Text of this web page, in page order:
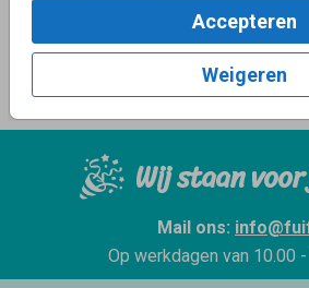
Accepteren
Weigeren
Wij staan
Mail ons:
Op werkdagen van 10.00